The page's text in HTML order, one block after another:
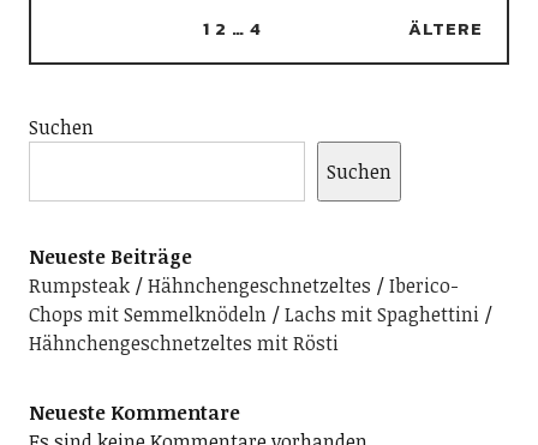
1 2 … 4 ÄLTERE
Suchen
Suchen
Neueste Beiträge
Rumpsteak
Hähnchengeschnetzeltes
Iberico-
Chops mit Semmelknödeln
Lachs mit Spaghettini
Hähnchengeschnetzeltes mit Rösti
Neueste Kommentare